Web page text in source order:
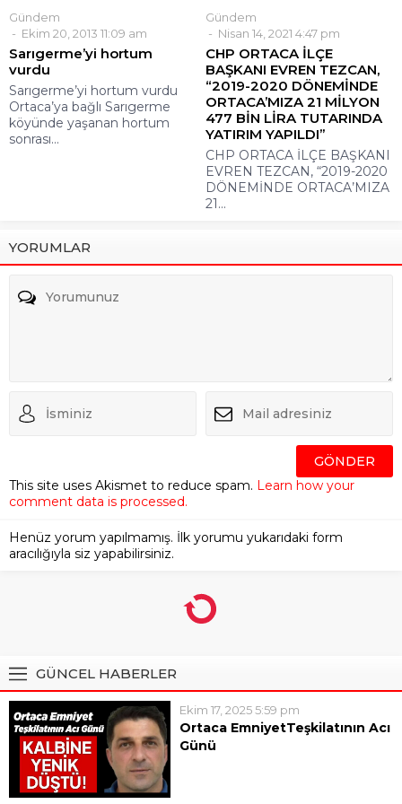
Gündem
Ekim 20, 2013 11:09 am
Sarıgerme’yi hortum
vurdu
Sarıgerme’yi hortum vurdu
Ortaca’ya bağlı Sarıgerme
köyünde yaşanan hortum
sonrası...
Gündem
Nisan 14, 2021 4:47 pm
CHP ORTACA İLÇE
BAŞKANI EVREN TEZCAN,
“2019-2020 DÖNEMİNDE
ORTACA’MIZA 21 MİLYON
477 BİN LİRA TUTARINDA
YATIRIM YAPILDI”
CHP ORTACA İLÇE BAŞKANI
EVREN TEZCAN, “2019-2020
DÖNEMİNDE ORTACA’MIZA
21...
YORUMLAR
This site uses Akismet to reduce spam. Learn how your
comment data is processed.
Henüz yorum yapılmamış. İlk yorumu yukarıdaki form
aracılığıyla siz yapabilirsiniz.
GÜNCEL HABERLER
Ekim 17, 2025 5:59 pm
Ortaca EmniyetTeşkilatının Acı
Günü